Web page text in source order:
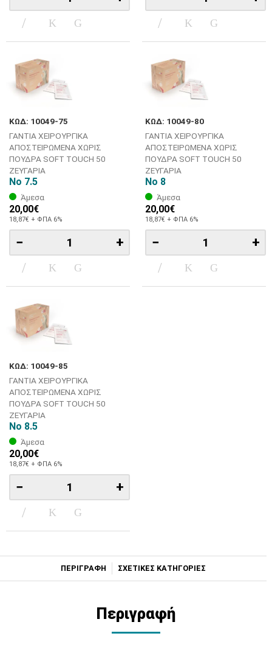
ΚΩΔ: 10049-75
ΓΑΝΤΙΑ ΧΕΙΡΟΥΡΓΙΚΑ
ΑΠΟΣΤΕΙΡΩΜΕΝΑ ΧΩΡΙΣ
ΠΟΥΔΡΑ SOFT TOUCH 50
ΖΕΥΓΑΡΙΑ
No 7.5
Άμεσα
20,00€
18,87€ + ΦΠΑ 6%
− +
ΚΩΔ: 10049-80
ΓΑΝΤΙΑ ΧΕΙΡΟΥΡΓΙΚΑ
ΑΠΟΣΤΕΙΡΩΜΕΝΑ ΧΩΡΙΣ
ΠΟΥΔΡΑ SOFT TOUCH 50
ΖΕΥΓΑΡΙΑ
No 8
Άμεσα
20,00€
18,87€ + ΦΠΑ 6%
− +
ΚΩΔ: 10049-85
ΓΑΝΤΙΑ ΧΕΙΡΟΥΡΓΙΚΑ
ΑΠΟΣΤΕΙΡΩΜΕΝΑ ΧΩΡΙΣ
ΠΟΥΔΡΑ SOFT TOUCH 50
ΖΕΥΓΑΡΙΑ
No 8.5
Άμεσα
20,00€
18,87€ + ΦΠΑ 6%
− +
ΠΕΡΙΓΡΑΦΗ ΣΧΕΤΙΚΕΣ ΚΑΤΗΓΟΡΙΕΣ
Περιγραφή